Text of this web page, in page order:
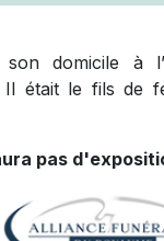
domicile à
Il était le fils de
pas